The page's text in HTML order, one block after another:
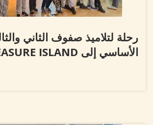
رحلة لتلاميذ صفوف الثاني
الأساسي إلى TREASURE ISLAND